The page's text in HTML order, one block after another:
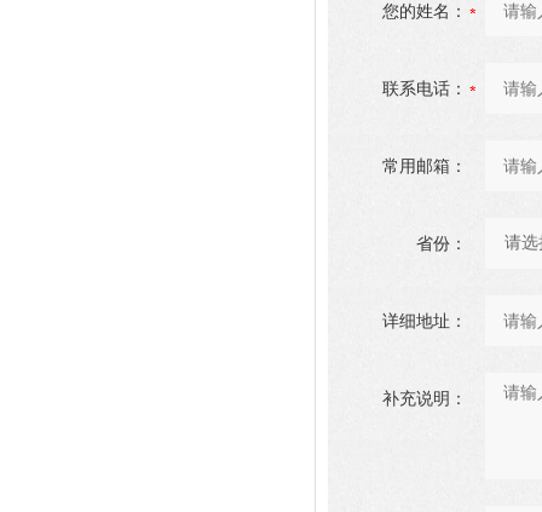
您的姓名：
联系电话：
常用邮箱：
省份：
详细地址：
补充说明：